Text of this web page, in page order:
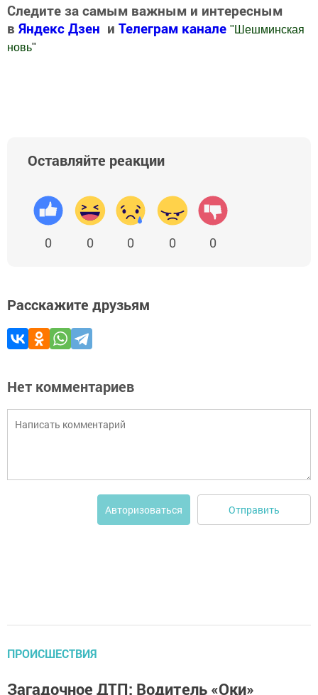
Следите за самым важным и интересным
в Яндекс Дзен и Телеграм канале " Шешминская
новь"
Оставляйте реакции
0 0 0 0 0
Расскажите друзьям
Нет комментариев
Авторизоваться Отправить
ПРОИСШЕСТВИЯ
Загадочное ДТП: Водитель «Оки»